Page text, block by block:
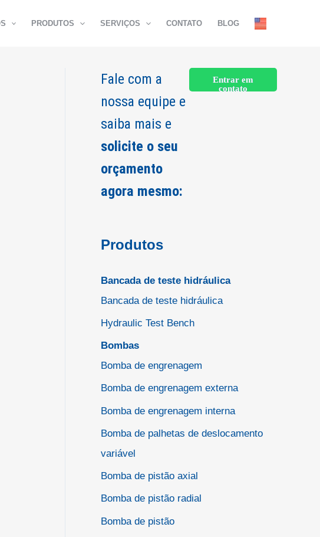
PRODUTOS SERVIÇOS CONTATO BLOG
Fale com a
nossa equipe e
saiba mais e
solicite o seu
orçamento
agora mesmo:
Entrar em
contato
Produtos
Bancada de teste hidráulica
Bancada de teste hidráulica
Hydraulic Test Bench
Bombas
Bomba de engrenagem
Bomba de engrenagem externa
Bomba de engrenagem interna
Bomba de palhetas de deslocamento
variável
Bomba de pistão axial
Bomba de pistão radial
Bomba de pistão